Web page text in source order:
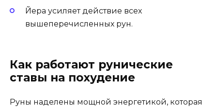
Йера усиляет действие всех
вышеперечисленных рун.
Как работают рунические
ставы на похудение
Руны наделены мощной энергетикой, которая